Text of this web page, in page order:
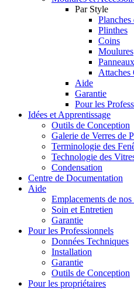
Par Style
Plinthes
Coins
Moulures
Attaches
Aide
Garantie
Pour les
Idées et Apprentissage
Outils de Conception
Galerie de Verres de
Terminologie des
Technologie des
Condensation
Centre de Documentation
Aide
Emplacements de nos
Soin et Entretien
Garantie
Pour les Professionnels
Données Techniques
Installation
Garantie
Outils de Conception
Pour les propriétaires